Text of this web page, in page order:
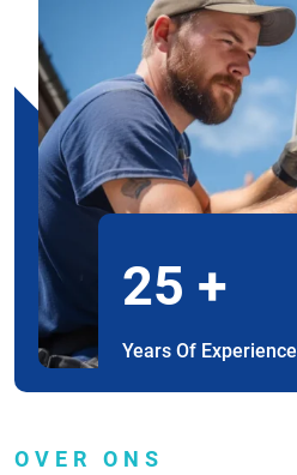
25 +
Years Of Experience
OVER ONS